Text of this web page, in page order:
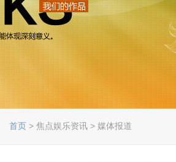
首页 > 焦点娱乐资讯 > 媒体报道